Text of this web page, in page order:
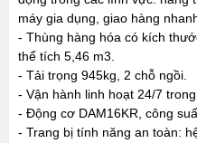
máy gia dụng, giao hàng
- Thùng hàng hóa có kích
thể tích 5,46 m3.
- Tải trọng 945kg, 2 chỗ ngồi.
- Vận hành linh hoạt 24/7 trong
- Động cơ DAM16KR, công
- Trang bị tính năng an toàn: